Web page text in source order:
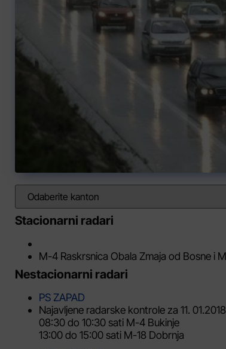
Stacionarni radari
M-4 Raskrsnica Obala Zmaja od Bosne i
Nestacionarni radari
PS ZAPAD
Najavljene radarske kontrole za 11.
08:30 do 10:30 sati M-4 Bukinje
13:00 do 15:00 sati M-18 Dobrnja